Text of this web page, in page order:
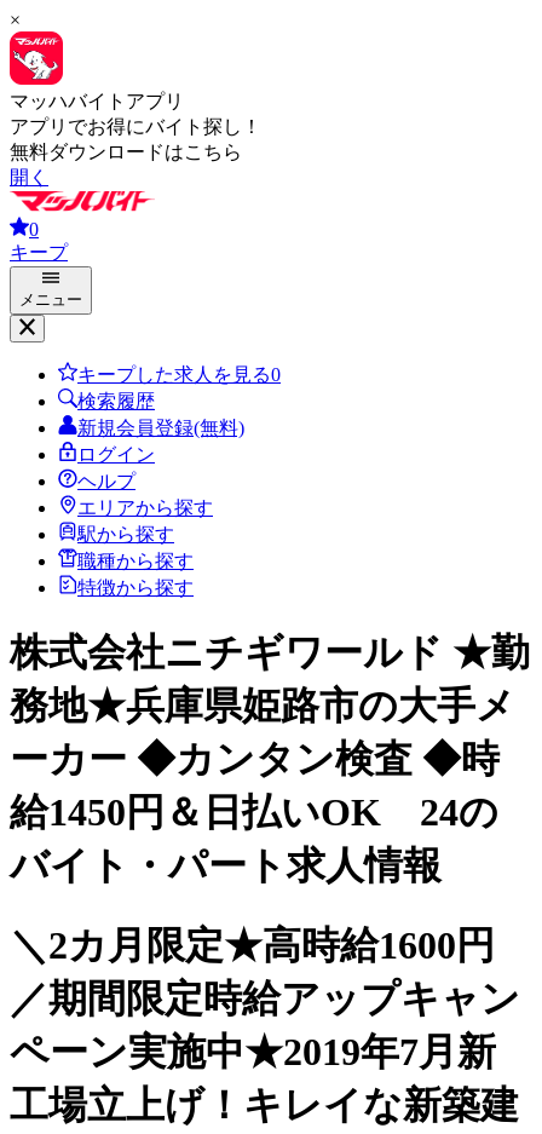
×
マッハバイトアプリ
アプリでお得にバイト探し！
無料ダウンロードはこちら
開く
0
キープ
メニュー
キープした求人を見る0
検索履歴
新規会員登録(無料)
ログイン
ヘルプ
エリアから探す
駅から探す
職種から探す
特徴から探す
株式会社ニチギワールド ★勤
務地★兵庫県姫路市の大手メ
ーカー ◆カンタン検査 ◆時
給1450円＆日払いOK 24の
バイト・パート求人情報
＼2カ月限定★高時給1600円
／期間限定時給アップキャン
ペーン実施中★2019年7月新
工場立上げ！キレイな新築建